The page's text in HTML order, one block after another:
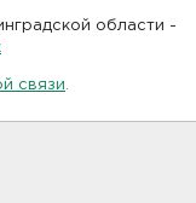
области -
связи